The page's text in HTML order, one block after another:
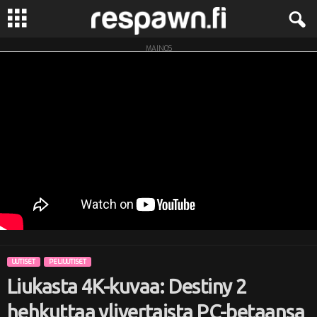
R
w
MAINOS
UUTISET PELIUUTISET
Liukasta 4K-kuvaa: Destiny 2
hehkuttaa ylivertaista PC-betaansa